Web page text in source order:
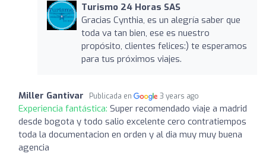
Turismo 24 Horas SAS
Gracias Cynthia, es un alegría saber que
toda va tan bien, ese es nuestro
propósito, clientes felices:) te esperamos
para tus próximos viajes.
Miller Gantivar Publicada en 3 years ago
Experiencia fantástica: Super recomendado viaje a madrid
desde bogota y todo salio excelente cero contratiempos
toda la documentacion en orden y al dia muy muy buena
agencia